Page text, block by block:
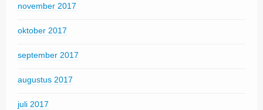
november 2017
oktober 2017
september 2017
augustus 2017
juli 2017